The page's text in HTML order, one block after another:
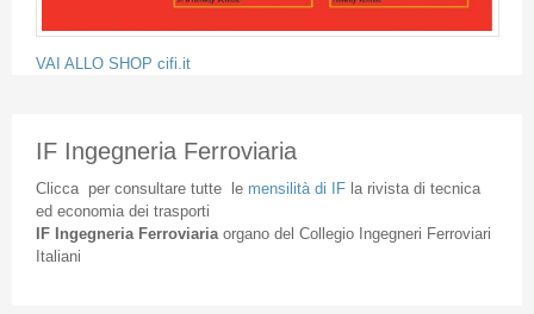
VAI ALLO SHOP cifi.it
IF Ingegneria Ferroviaria
Cliccaper consultare tuttele mensilità di IFla rivista di tecnica
ed economia dei trasporti
IF Ingegneria Ferroviaria organodel Collegio Ingegneri Ferroviari
Italiani